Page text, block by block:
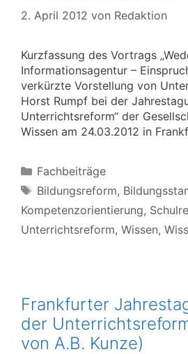
2. April 2012 von Redaktion
Kurzfassung des Vortrags
Informationsagentur –
verkürzte Vorstellung von
Horst Rumpf bei der
Unterrichtsreform“ der
Wissen am 24.03.2012 in
Kategorien
Fachbeiträge
Schlagwörter
Bildungsreform,
Kompetenzorientierung,
Unterrichtsreform, Wissen,
Frankfurter
der
von A.B. Kunze)